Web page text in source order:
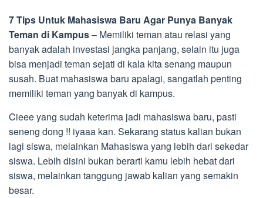
7 Tips Untuk Mahasiswa Baru Agar Punya Banyak
Teman di Kampus– Memiliki teman atau relasi yang
banyak adalah investasi jangka panjang, selain itu juga
bisa menjadi teman sejati di kala kita senang maupun
susah. Buat mahasiswa baru apalagi, sangatlah penting
memiliki teman yang banyak di kampus.
Cieee yang sudah keterima jadi mahasiswa baru, pasti
seneng dong !! iyaaa kan. Sekarang status kalian bukan
lagi siswa, melainkan Mahasiswa yang lebih dari sekedar
siswa. Lebih disini bukan berarti kamu lebih hebat dari
siswa, melainkan tanggung jawab kalian yang semakin
besar.